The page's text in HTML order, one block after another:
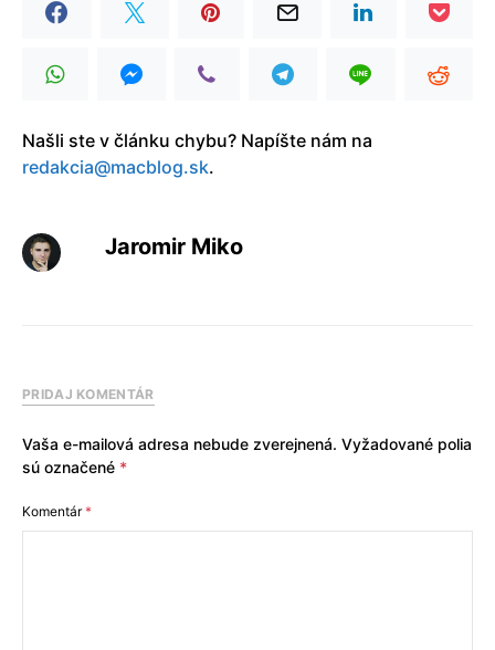
Našli ste v článku chybu? Napíšte nám na
redakcia@macblog.sk.
Jaromir Miko
PRIDAJ KOMENTÁR
Vaša e-mailová adresa nebude zverejnená. Vyžadované polia
sú označené *
Komentár*